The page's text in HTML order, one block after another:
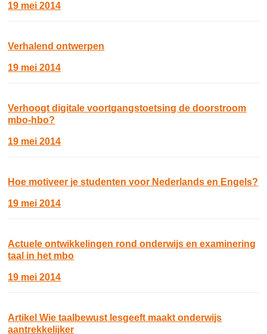
19 mei 2014
Verhalend ontwerpen
19 mei 2014
Verhoogt digitale voortgangstoetsing de doorstroom
mbo-hbo?
19 mei 2014
Hoe motiveer je studenten voor Nederlands en Engels?
19 mei 2014
Actuele ontwikkelingen rond onderwijs en examinering
taal in het mbo
19 mei 2014
Artikel Wie taalbewust lesgeeft maakt onderwijs
aantrekkelijker